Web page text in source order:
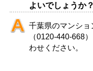
よいでしょうか？
千葉県のマンシ
（0120-440-668
わせください。